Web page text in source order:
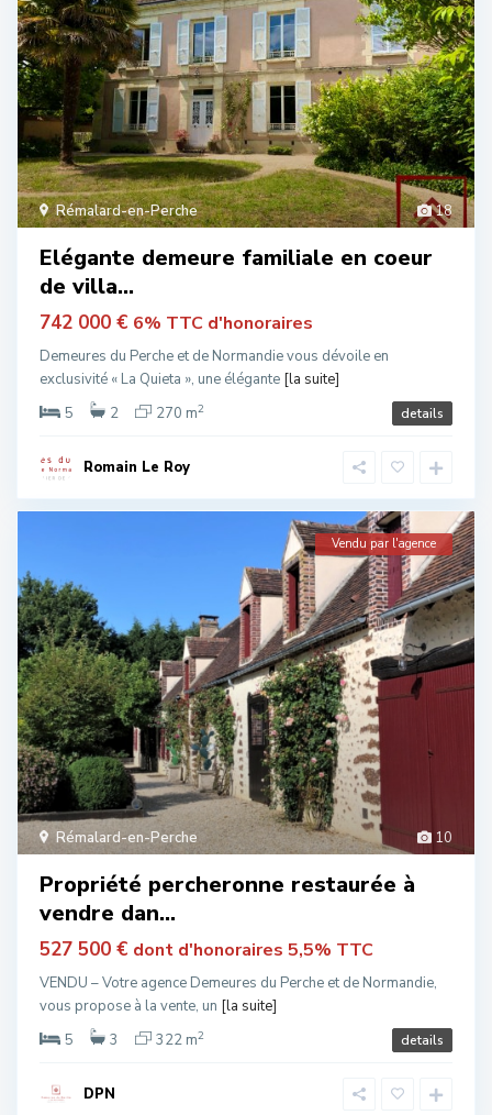
18
Rémalard-en-Perche
Elégante demeure familiale en coeur
de villa...
742 000 € 6% TTC d'honoraires
Demeures du Perche et de Normandie vous dévoile en
exclusivité « La Quieta », une élégante [la suite]
5
2 270 m2 details
Romain Le Roy
10
Rémalard-en-Perche
Vendu par l'agence
Propriété percheronne restaurée à
vendre dan...
527 500 € dont d'honoraires 5,5% TTC
VENDU – Votre agence Demeures du Perche et de Normandie,
vous propose à la vente, un [la suite]
5
3 322 m2 details
DPN